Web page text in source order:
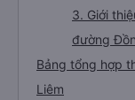
3. Giới
đường
Bảng tổng hợp
Liêm